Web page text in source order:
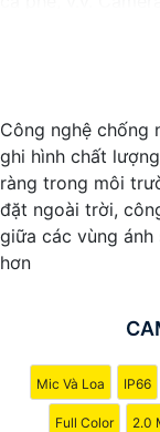
một cách hiệu
Công nghệ chống
ghi hình chất
ràng trong môi
đặt ngoài trời,
giữa các vùng ánh
hơn
Mic Và Loa IP66
Full Color 2.0